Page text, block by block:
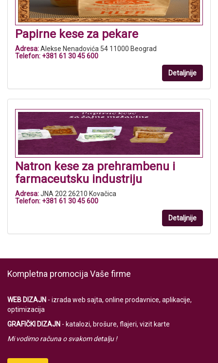
Papirne kese za pekare
Adresa:Alekse Nenadovića 54 11000 Beograd
Telefon: +381 61 30 45 600
Detaljnije
Natron kese za prehrambenu i
farmaceutsku industriju
Adresa:JNA 202 26210 Kovačica
Telefon: +381 61 30 45 600
Detaljnije
Kompletna promocija Vaše firme
WEB DIZAJN - izrada web sajta, online prodavnice, aplikacije,
optimizacija
GRAFIČKI DIZAJN - katalozi, brošure, flajeri, vizit karte
Mi vodimo računa o svakom detalju !